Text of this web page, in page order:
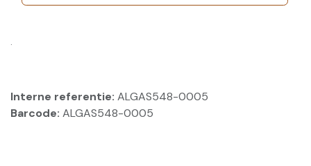
.
Interne referentie: ALGAS548-0005
Barcode: ALGAS548-0005